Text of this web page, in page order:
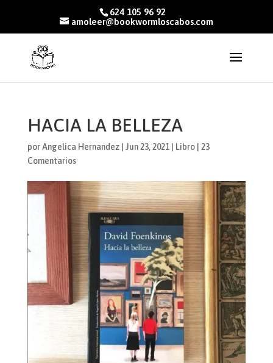
624 105 96 92
amoleer@bookwormloscabos.com
HACIA LA BELLEZA
porAngelica Hernandez| Jun 23, 2021| Libro| 23
Comentarios